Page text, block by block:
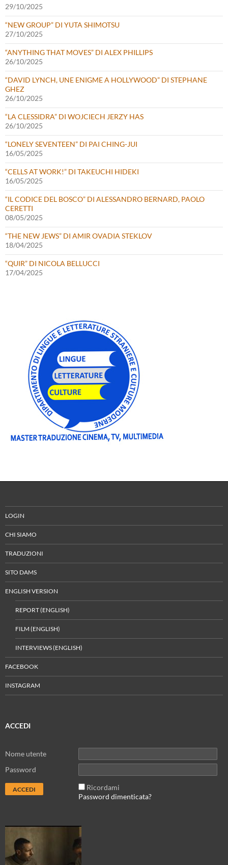
29/10/2025
“NEW GROUP” DI YUTA SHIMOTSU
27/10/2025
“ANYTHING THAT MOVES” DI ALEX PHILLIPS
26/10/2025
“DAVID LYNCH, UNE ENIGME A HOLLYWOOD” DI STEPHANE
GHEZ
26/10/2025
“LA CLESSIDRA” DI WOJCIECH JERZY HAS
26/10/2025
“LONELY SEVENTEEN” DI PAI CHING-JUI
16/05/2025
“CELLS AT WORK!” DI TAKEUCHI HIDEKI
16/05/2025
“IL CODICE DEL BOSCO” DI ALESSANDRO BERNARD, PAOLO
CERETTI
08/05/2025
“THE NEW JEWS” DI AMIR OVADIA STEKLOV
18/04/2025
“QUIR” DI NICOLA BELLUCCI
17/04/2025
LOGIN
CHI SIAMO
TRADUZIONI
SITO DAMS
ENGLISH VERSION
REPORT (ENGLISH)
FILM (ENGLISH)
INTERVIEWS (ENGLISH)
FACEBOOK
INSTAGRAM
ACCEDI
Nome utente
Password
Ricordami
Password dimenticata?